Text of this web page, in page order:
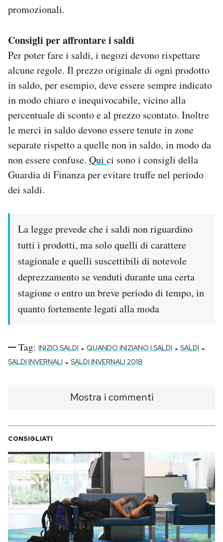
promozionali.
Consigli per affrontare i saldi
Per poter fare i saldi, i negozi devono rispettare
alcune regole. Il prezzo originale di ogni prodotto
in saldo, per esempio, deve essere sempre indicato
in modo chiaro e inequivocabile, vicino alla
percentuale di sconto e al prezzo scontato. Inoltre
le merci in saldo devono essere tenute in zone
separate rispetto a quelle non in saldo, in modo da
non essere confuse. Qui ci sono i consigli della
Guardia di Finanza per evitare truffe nel periodo
dei saldi.
La legge prevede che i saldi non riguardino
tutti i prodotti, ma solo quelli di carattere
stagionale e quelli suscettibili di notevole
deprezzamento se venduti durante una certa
stagione o entro un breve periodo di tempo, in
quanto fortemente legati alla moda
Tag: INIZIO SALDI - QUANDO INIZIANO I SALDI - SALDI -
SALDI INVERNALI - SALDI INVERNALI 2018
Mostra i commenti
CONSIGLIATI